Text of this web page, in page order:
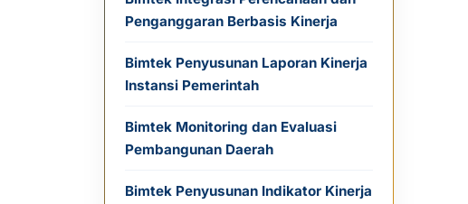
Penganggaran Berbasis Kinerja
Bimtek Penyusunan Laporan Kinerja
Instansi Pemerintah
Bimtek Monitoring dan Evaluasi
Pembangunan Daerah
Bimtek Penyusunan Indikator Kinerja